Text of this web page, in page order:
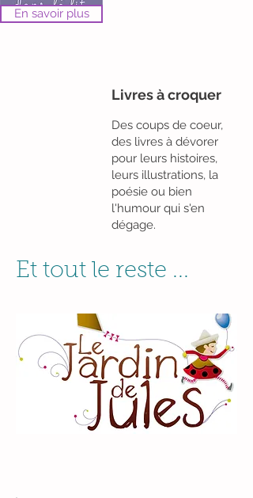
En savoir plus
Livres à croquer
Des coups de coeur,
des livres à dévorer
pour leurs histoires,
leurs illustrations, la
poésie ou bien
l'humour qui s'en
dégage.
Et tout le reste ...